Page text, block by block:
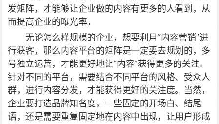
发矩阵，才能够让企业做的内容有更多的人看到，从
而提高企业的曝光率。
无论怎么样规模的企业，想要利用“内容营销”进
行获客，那么内容平台的矩阵是一定要去规划的，多
号独立运营，才能更好地让“内容”获得更多的关注。
针对不同的平台，需要结合不同平台的风格、受众人
群，进行内容分发，才能获得更好的关注度。当然，
企业要打造品牌知名度，一些固定的开场白、结尾
语，还是需要重复固定地在内容中出现，让用户形成